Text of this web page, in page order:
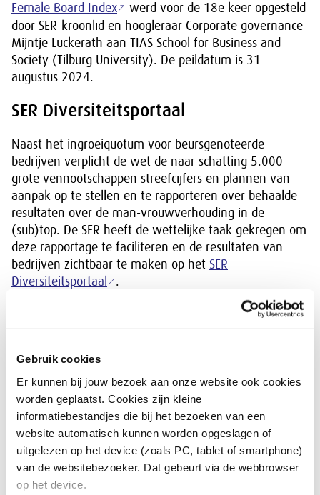
Gebruik cookies
Er kunnen bij jouw bezoek aan onze website ook cookies
worden geplaatst. Cookies zijn kleine
informatiebestandjes die bij het bezoeken van een
website automatisch kunnen worden opgeslagen of
uitgelezen op het device (zoals PC, tablet of smartphone)
van de websitebezoeker. Dat gebeurt via de webbrowser
op het device.
Female Board Index
werd voor de 18e keer opgesteld
door SER-kroonlid en hoogleraar Corporate governance
Mijntje Lückerath aan TIAS School for Business and
Society (Tilburg University). De peildatum is 31
augustus 2024.
SER Diversiteitsportaal
Naast het ingroeiquotum voor beursgenoteerde
bedrijven verplicht de wet de naar schatting 5.000
grote vennootschappen streefcijfers en plannen van
aanpak op te stellen en te rapporteren over behaalde
resultaten over de man-vrouwverhouding in de
(sub)top. De SER heeft de wettelijke taak gekregen om
deze rapportage te faciliteren en de resultaten van
bedrijven zichtbaar te maken op het SER
Diversiteitsportaal
.
Wet ingroeiquotum en streefcijfers
streefcijfers
van kracht. Deze wet heeft tot doel een
evenwichtigere man-vrouwverhouding in de (sub)top
van bedrijven te bewerkstelligen. Voor
beursgenoteerde bedrijven betekent dit dat hun RvC
bestaat uit ten minste een derde vrouw en ten minste
een derde man.
SER Monitor Genderbalans en